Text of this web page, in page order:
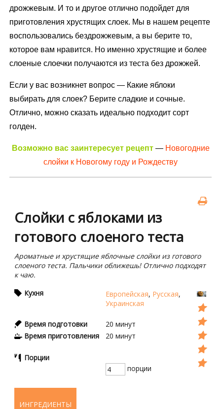
дрожжевым. И то и другое отлично подойдет для
приготовления хрустящих слоек. Мы в нашем рецепте
воспользовались бездрожжевым, а вы берите то,
которое вам нравится. Но именно хрустящие и более
слоеные слоечки получаются из теста без дрожжей.
Если у вас возникнет вопрос — Какие яблоки
выбирать для слоек? Берите сладкие и сочные.
Отлично, можно сказать идеально подходит сорт
голден.
Возможно вас заинтересует рецепт— Новогодние
слойки к Новогому году и Рождеству
Слойки с яблоками из
готового слоеного теста
Ароматные и хрустящие яблочные слойки из готового
слоеного теста. Пальчики оближешь! Отлично подходят
к чаю.
Кухня
Европейская, Русская,
Украинская
Время подготовки 20 минут
Время приготовления
20 минут
Порции
порции
ИНГРЕДИЕНТЫ